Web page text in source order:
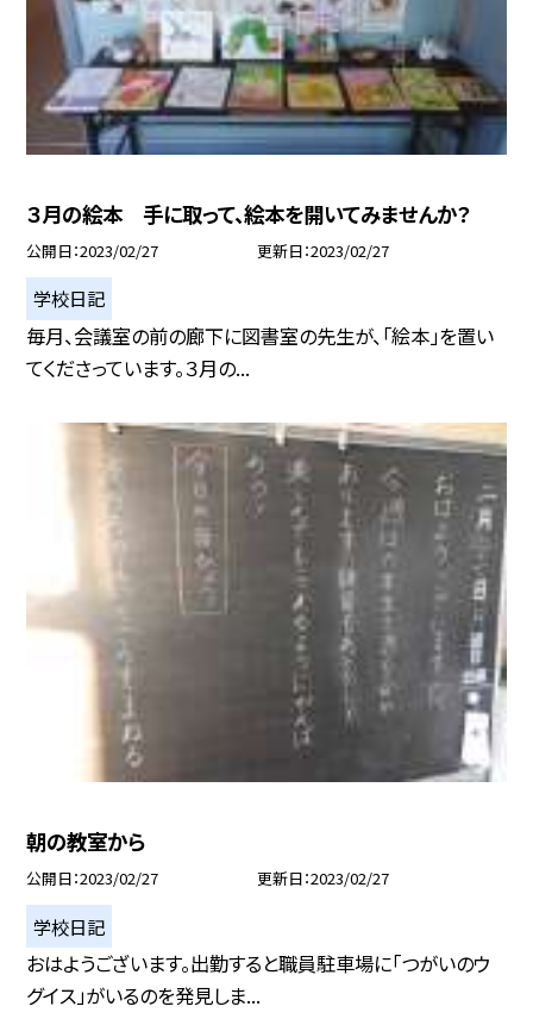
３月の絵本 手に取って、絵本を開いてみませんか？
公開日 2023/02/27 更新日 2023/02/27
学校日記
毎月、会議室の前の廊下に図書室の先生が、「絵本」を置い
てくださっています。３月の...
朝の教室から
公開日 2023/02/27 更新日 2023/02/27
学校日記
おはようございます。出勤すると職員駐車場に「つがいのウ
グイス」がいるのを発見しま...